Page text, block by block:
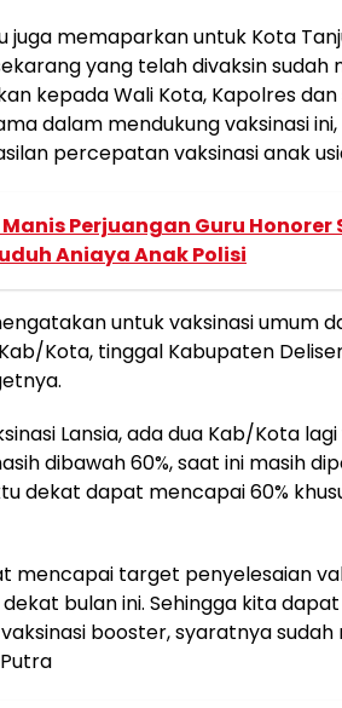
juga memaparkan untuk Kota
yang telah divaksin sudah
kepada Wali Kota, Kapolres
dalam mendukung vaksinasi
percepatan vaksinasi anak
Perjuangan Guru Honorer
Aniaya Anak Polisi
untuk vaksinasi umum
Kota, tinggal Kabupaten
Lansia, ada dua Kab/Kota
dibawah 60%, saat ini masih
dekat dapat mencapai 60%
mencapai target penyelesaian
bulan ini. Sehingga kita
booster, syaratnya sudah